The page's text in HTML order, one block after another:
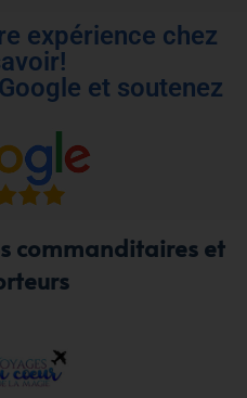
expérience chez
et soutenez
commanditaires et